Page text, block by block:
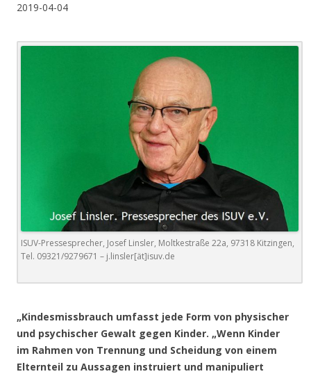
2019-04-04
ISUV-Pressesprecher, Josef Linsler, Moltkestraße 22a, 97318 Kitzingen,
Tel. 09321/9279671 – j.linsler[ät]isuv.de
„Kindesmissbrauch umfasst jede Form von physischer
und psychischer Gewalt gegen Kinder. „Wenn Kinder
im Rahmen von Trennung und Scheidung von einem
Elternteil zu Aussagen instruiert und manipuliert